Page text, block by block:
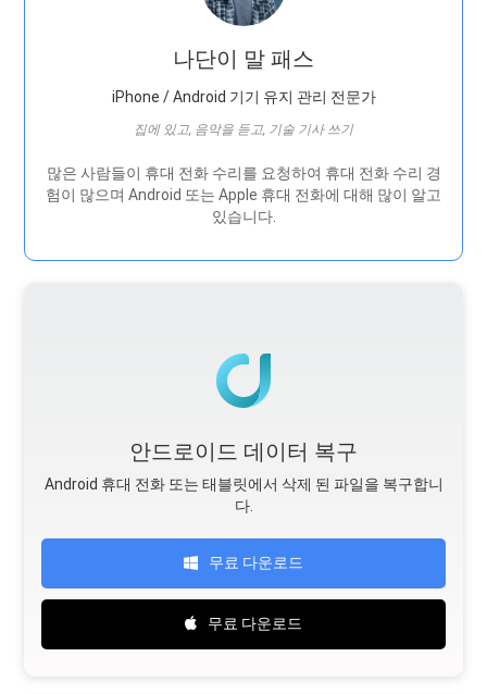
나단이 말 패스
iPhone / Android 기기 유지 관리 전문가
집에 있고, 음악을 듣고, 기술 기사 쓰기
많은 사람들이 휴대 전화 수리를 요청하여 휴대 전화 수리 경
험이 많으며 Android 또는 Apple 휴대 전화에 대해 많이 알고
있습니다.
안드로이드 데이터 복구
Android 휴대 전화 또는 태블릿에서 삭제 된 파일을 복구합니
다.
무료 다운로드
무료 다운로드